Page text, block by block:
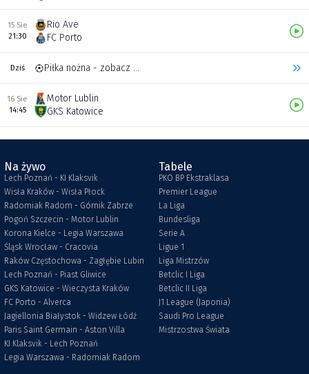
15 Sie
21:30
Rio Ave
FC Porto
Dziś Piłka nożna - zobacz inne transmisje
16 Sie
14:45
Motor Lublin
GKS Katowice
Na żywo
Lech Poznań - KI Klaksvik
Wisła Kraków - Wisła Płock
Radomiak Radom - Górnik Zabrze
Pogoń Szczecin - Motor Lublin
Korona Kielce - Legia Warszawa
Śląsk Wrocław - Cracovia
Raków Częstochowa - Zagłębie Lubin
Lech Poznań - Piast Gliwice
GKS Katowice - Wieczysta Kraków
FC Porto - Alverca
Jagiellonia Białystok - Widzew Łódź
Paris Saint Germain - Aston Villa
KI Klaksvik - Lech Poznań
Legia Warszawa - Radomiak Radom
Tabele
PKO BP Ekstraklasa
Premier League
La Liga
Bundesliga
Serie A
Ligue 1
Liga Mistrzów
Betclic I Liga
Betclic II Liga
J1 League (Japonia)
Saudi Pro League
Mistrzostwa Świata